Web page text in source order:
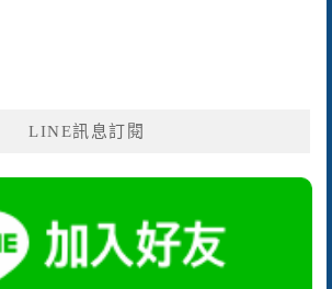
LINE訊息訂閱